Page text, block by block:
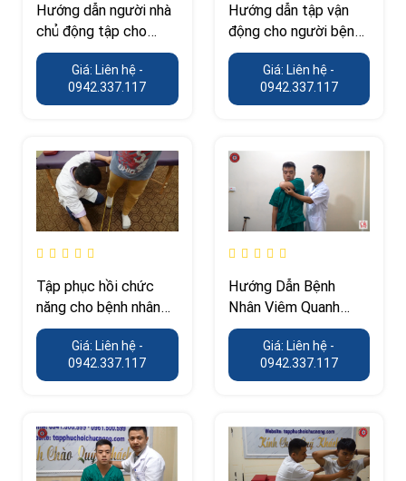
Hướng dẫn người nhà
chủ động tập cho
người bệnh bị tai biến
Giá: Liên hệ -
0942.337.117
Hướng dẫn tập vận
động cho người bệnh
bị chấn thương sọ não
Giá: Liên hệ -
0942.337.117
Tập phục hồi chức
năng cho bệnh nhân
sau phẫu thuật chi
Giá: Liên hệ -
0942.337.117
Hướng Dẫn Bệnh
Nhân Viêm Quanh
Khớp Vai Tập Phục
Hồi Chức Năng
Giá: Liên hệ -
0942.337.117